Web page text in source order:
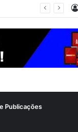
Publicações